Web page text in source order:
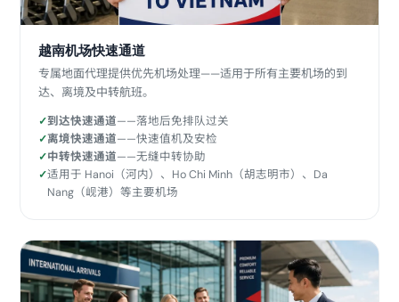
越南机场快速通道
专属地面代理提供优先机场处理——适用于所有主要机场的到
达、离境及中转航班。
到达快速通道——落地后免排队过关
离境快速通道——快速值机及安检
中转快速通道——无缝中转协助
适用于 Hanoi（河内）、Ho Chi Minh（胡志明市）、Da
Nang（岘港）等主要机场